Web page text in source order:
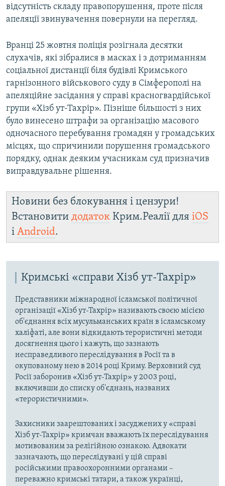
відсутність складу правопорушення, проте після
апеляції звинувачення повернули на перегляд.
Вранці 25 жовтня поліція розігнала десятки
слухачів, які зібралися в масках і з дотриманням
соціальної дистанції біля будівлі Кримського
гарнізонного військового суду в Сімферополі на
апеляційне засідання у справі красногвардійської
групи «Хізб ут-Тахрір». Пізніше більшості з них
було винесено штрафи за організацію масового
одночасного перебування громадян у громадських
місцях, що спричинили порушення громадського
порядку, однак деяким учасникам суд призначив
виправдувальне рішення.
Новини без блокування і цензури!
Встановити додаток Крим.Реалії для iOS
і Android.
Кримські «справи Хізб ут-Тахрір»
Представники міжнародної ісламської політичної
організації «Хізб ут-Тахрір» називають своєю місією
об'єднання всіх мусульманських країн в ісламському
халіфаті, але вони відкидають терористичні методи
досягнення цього і кажуть, що зазнають
несправедливого переслідування в Росії та в
окупованому нею в 2014 році Криму. Верховний суд
Росії заборонив «Хізб ут-Тахрір» у 2003 році,
включивши до списку об'єднань, названих
«терористичними».
Захисники заарештованих і засуджених у «справі
Хізб ут-Тахрір» кримчан вважають їх переслідування
мотивованим за релігійною ознакою. Адвокати
зазначають, що переслідувані у цій справі
російськими правоохоронними органами –
переважно кримські татари, а також українці,